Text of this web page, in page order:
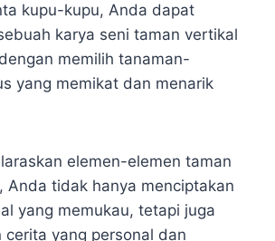
kupu-kupu, Anda dapat
karya seni taman vertikal
memilih tanaman-
yang memikat dan menarik
elemen-elemen taman
Anda tidak hanya menciptakan
yang memukau, tetapi juga
cerita yang personal dan